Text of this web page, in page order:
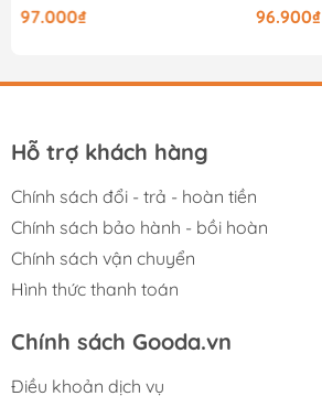
97.000₫
96.900₫
Hỗ trợ khách hàng
Chính sách đổi - trả - hoàn tiền
Chính sách bảo hành - bồi hoàn
Chính sách vận chuyển
Hình thức thanh toán
Chính sách Gooda.vn
Điều khoản dịch vụ